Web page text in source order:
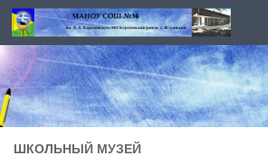
Перейти к содержимому
ШКОЛЬНЫЙ МУЗЕЙ